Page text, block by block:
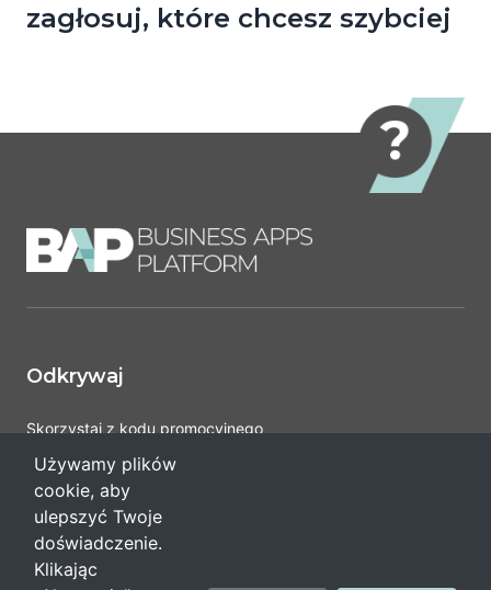
zagłosuj, które chcesz szybciej
Odkrywaj
Skorzystaj z kodu promocyjnego
Regulaminy i polityka
Ciasteczka
Używamy plików
cookie, aby
ulepszyć Twoje
doświadczenie.
Klikając